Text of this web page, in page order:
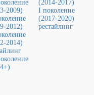
2009)
2012)
2014)
(2014-2017)
I поколение
(2017-2020)
рестайлинг